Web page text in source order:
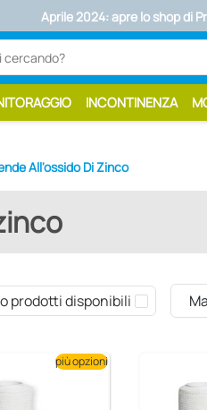
Aprile 2024: apre lo shop di
INCONTINENZA
All'ossido Di Zinco
prodotti disponibili
più opzioni